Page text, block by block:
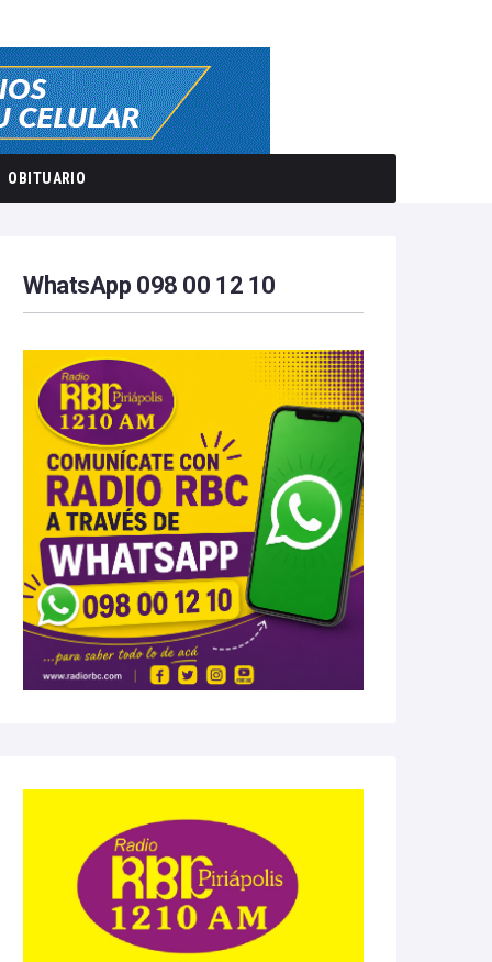
OBITUARIO
WhatsApp 098 00 12 10